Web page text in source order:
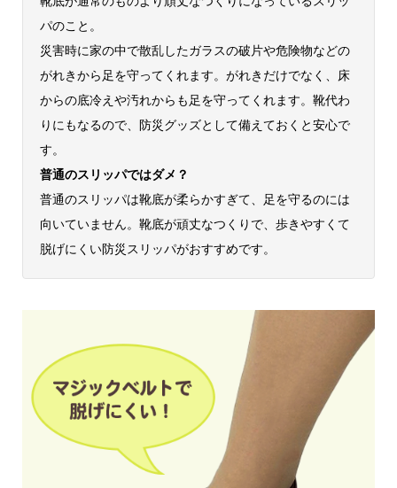
パのこと。
災害時に家の中で散乱したガラスの破片や危険物などの
がれきから足を守ってくれます。がれきだけでなく、床
からの底冷えや汚れからも足を守ってくれます。靴代わ
りにもなるので、防災グッズとして備えておくと安心で
す。
普通のスリッパではダメ？
普通のスリッパは靴底が柔らかすぎて、足を守るのには
向いていません。靴底が頑丈なつくりで、歩きやすくて
脱げにくい防災スリッパがおすすめです。